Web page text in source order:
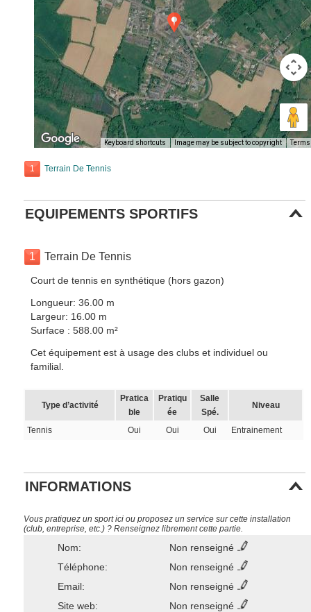
Keyboard shortcuts Image may be subject to copyright Terms
1 Terrain De Tennis
EQUIPEMENTS SPORTIFS
1 Terrain De Tennis
Court de tennis en synthétique (hors gazon)
Longueur: 36.00 m
Largeur: 16.00 m
Surface : 588.00 m²
Cet équipement est à usage des clubs et individuel ou
familial.
Type d’activité
Pratica
ble
Pratiqu
ée
Salle
Spé.
Niveau
Tennis Oui Oui Oui Entrainement
INFORMATIONS
Vous pratiquez un sport ici ou proposez un service sur cette installation
(club, entreprise, etc.) ? Renseignez librement cette partie.
Nom:
Non renseigné
Téléphone:
Non renseigné
Email:
Non renseigné
Site web:
Non renseigné